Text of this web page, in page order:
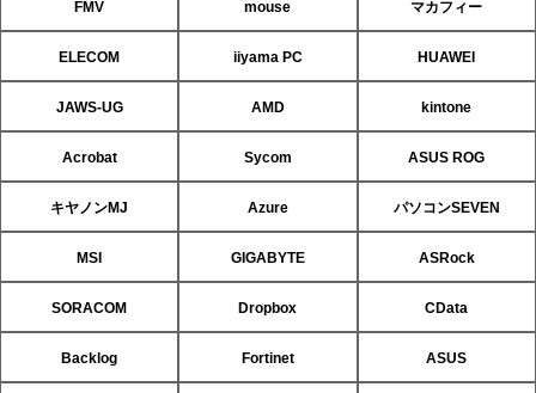
FMV mouse マカフィー
ELECOM iiyama PC HUAWEI
JAWS-UG AMD kintone
Acrobat Sycom ASUS ROG
キヤノンMJ Azure パソコンSEVEN
MSI GIGABYTE ASRock
SORACOM Dropbox CData
Backlog Fortinet ASUS